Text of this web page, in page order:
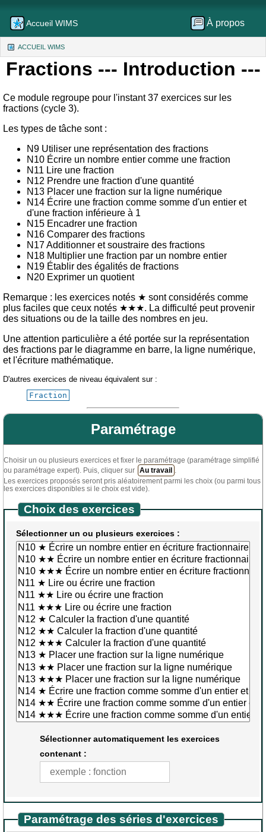
Accueil WIMS À propos
ACCUEIL WIMS(CURRENT)
Fractions --- Introduction ---
Ce module regroupe pour l'instant 37 exercices sur les
fractions (cycle 3).
Les types de tâche sont :
N9 Utiliser une représentation des fractions
N10 Écrire un nombre entier comme une fraction
N11 Lire une fraction
N12 Prendre une fraction d'une quantité
N13 Placer une fraction sur la ligne numérique
N14 Écrire une fraction comme somme d'un entier et
d'une fraction inférieure à 1
N15 Encadrer une fraction
N16 Comparer des fractions
N17 Additionner et soustraire des fractions
N18 Multiplier une fraction par un nombre entier
N19 Établir des égalités de fractions
N20 Exprimer un quotient
Remarque : les exercices notés ★ sont considérés comme
plus faciles que ceux notés ★★★. La difficulté peut provenir
des situations ou de la taille des nombres en jeu.
Une attention particulière a été portée sur la représentation
des fractions par le diagramme en barre, la ligne numérique,
et l'écriture mathématique.
D'autres exercices de niveau équivalent sur :
Fraction
Paramétrage
Choisir un ou plusieurs exercices et fixer le paramétrage (paramétrage simplifié
ou paramétrage expert). Puis, cliquer sur Au travail
Les exercices proposés seront pris aléatoirement parmi les choix (ou parmi tous
les exercices disponibles si le choix est vide).
Choix des exercices
Sélectionner un ou plusieurs exercices :
Sélectionner automatiquement les exercices
contenant :
Paramétrage des séries d'exercices